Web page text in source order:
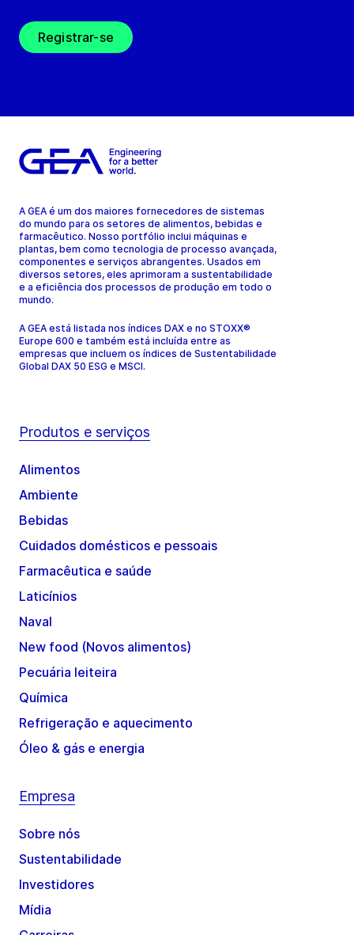
Registrar-se
A GEA é um dos maiores fornecedores de sistemas
do mundo para os setores de alimentos, bebidas e
farmacêutico. Nosso portfólio inclui máquinas e
plantas, bem como tecnologia de processo avançada,
componentes e serviços abrangentes. Usados em
diversos setores, eles aprimoram a sustentabilidade
e a eficiência dos processos de produção em todo o
mundo.
A GEA está listada nos índices DAX e no STOXX®
Europe 600 e também está incluída entre as
empresas que incluem os índices de Sustentabilidade
Global DAX 50 ESG e MSCI.
Produtos e serviços
Alimentos
Ambiente
Bebidas
Cuidados domésticos e pessoais
Farmacêutica e saúde
Laticínios
Naval
New food (Novos alimentos)
Pecuária leiteira
Química
Refrigeração e aquecimento
Óleo & gás e energia
Empresa
Sobre nós
Sustentabilidade
Investidores
Mídia